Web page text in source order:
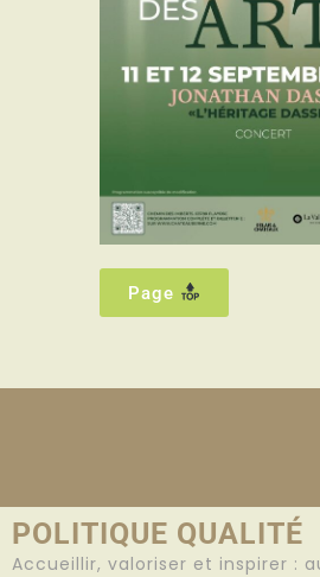
Page
POLITIQUE QUALITÉ
Accueillir, valoriser et inspirer :